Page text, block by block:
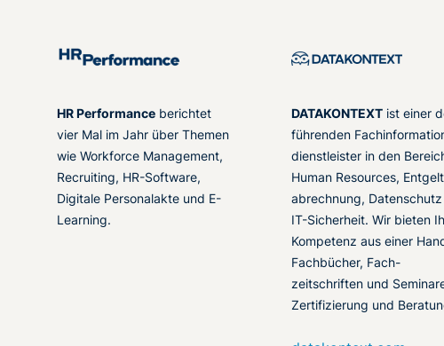
HR Performance berichtet
vier Mal im Jahr über Themen
wie Workforce Management,
Recruiting, HR-Software,
Digitale Personalakte und E-
Learning.
DATAKONTEXT ist einer
führenden
dienstleister in den
Human Resources,
abrechnung,
IT-Sicherheit. Wir bieten
Kompetenz aus einer
Fachbücher, Fach-
zeitschriften und
Zertifizierung und